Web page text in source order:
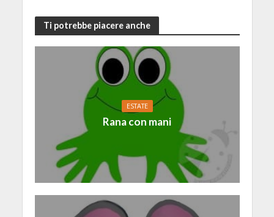
Ti potrebbe piacere anche
ESTATE
Rana con mani